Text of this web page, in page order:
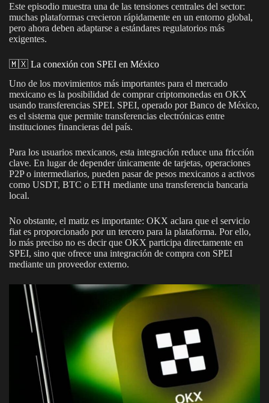
Este episodio muestra una de las tensiones centrales del sector:
muchas plataformas crecieron rápidamente en un entorno global,
pero ahora deben adaptarse a estándares regulatorios más
exigentes.
🇲🇽 La conexión con SPEI en México
Uno de los movimientos más importantes para el mercado
mexicano es la posibilidad de comprar criptomonedas en OKX
usando transferencias SPEI. SPEI, operado por Banco de México,
es el sistema que permite transferencias electrónicas entre
instituciones financieras del país.
Para los usuarios mexicanos, esta integración reduce una fricción
clave. En lugar de depender únicamente de tarjetas, operaciones
P2P o intermediarios, pueden pasar de pesos mexicanos a activos
como USDT, BTC o ETH mediante una transferencia bancaria
local.
No obstante, el matiz es importante: OKX aclara que el servicio
fiat es proporcionado por un tercero para la plataforma. Por ello,
lo más preciso no es decir que OKX participa directamente en
SPEI, sino que ofrece una integración de compra con SPEI
mediante un proveedor externo.